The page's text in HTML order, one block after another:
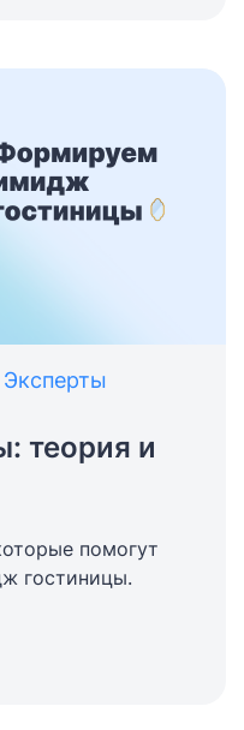
Эксперты
теория и
помогут
гостиницы.